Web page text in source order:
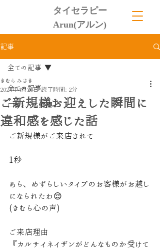
タイセラピー
Arun(アルン)
記事
全ての記事
口コミ、ご感想
全ての記事
ご新規様お迎えした瞬間に
違和感を感じた話
きむら みさき
2024年4月20日 読了時間: 2分
ご新規様がご来店されて
1秒
あら、めずらしいタイプのお客様がお越し
になられたわ😌
(きむら心の声)
ご来店理由
『カルサイネイザンがどんなものか受けて